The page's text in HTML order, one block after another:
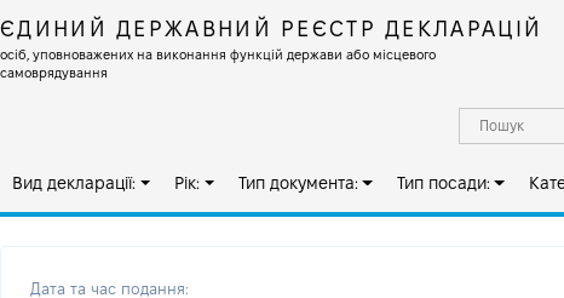
ЄДИНИЙ ДЕРЖАВНИЙ РЕЄСТР ДЕКЛАРАЦІЙ
осіб, уповноважених на виконання функцій держави або місцевого
самоврядування
Вид декларації: Рік: Тип документа: Тип посади:
Дата та час подання: